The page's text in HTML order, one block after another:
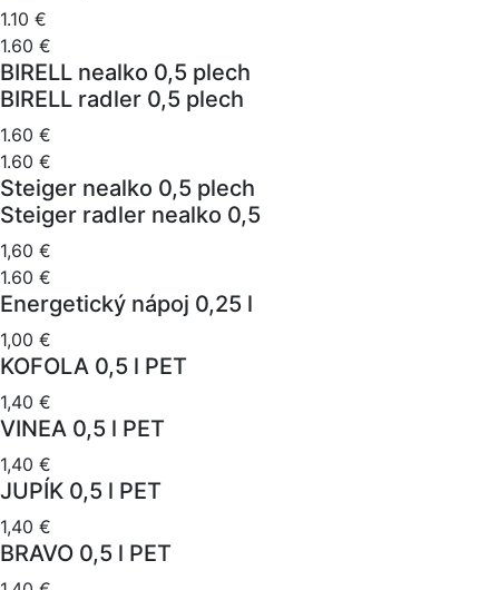
1.10 €
1.60 €
BIRELL nealko 0,5 plech
BIRELL radler 0,5 plech
1.60 €
1.60 €
Steiger nealko 0,5 plech
Steiger radler nealko 0,5
1,60 €
1.60 €
Energetický nápoj 0,25 l
1,00 €
KOFOLA 0,5 l PET
1,40 €
VINEA 0,5 l PET
1,40 €
JUPÍK 0,5 l PET
1,40 €
BRAVO 0,5 l PET